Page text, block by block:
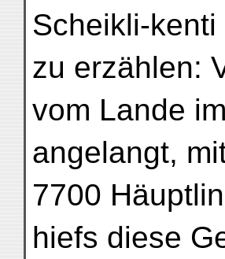
Scheikli-
zu erzählen:
vom Lande
angelangt,
7700
hiefs diese